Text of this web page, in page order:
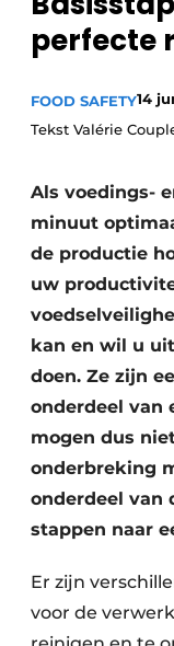
Privacy /
Vacature
Vacatures
Video’s
perfecte
FOOD SAFETY14
Tekst Valérie
Als voedings-
minuut
de productie
uw
kan en wil u
doen. Ze zijn
onderdeel van
mogen dus
onderbreking
onderdeel van
stappen naar
Er zijn
voor de